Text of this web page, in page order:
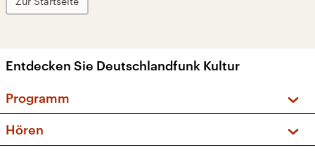
Entdecken Sie Deutschlandfunk Kultur
Programm
Sendungen und Podcasts
Hören